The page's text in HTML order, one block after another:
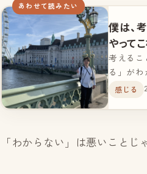
あわせて読みたい
僕は、
やって
考えるこ
る」が
始めた
感じる
「わからない」は悪いことじ